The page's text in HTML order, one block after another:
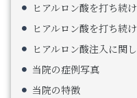
ヒアルロン酸を打ち続
ヒアルロン酸を打ち続
ヒアルロン酸注入に関
当院の症例写真
当院の特徴